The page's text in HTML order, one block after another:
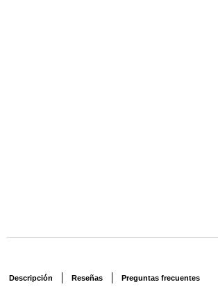
Descripción Reseñas Preguntas frecuentes